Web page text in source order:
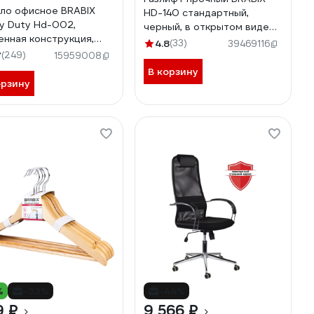
офисное BRABIX
Duty Hd-002,
конструкция,
200 кг экокожа
(249) 15959008
HD-140 стандартный,
черный, в открытом виде
413мм, d50 мм., класс 4
4.8(33) 39469116
В корзину